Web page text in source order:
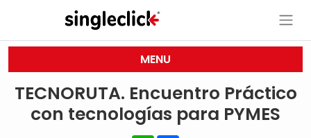
MENU
TECNORUTA. Encuentro Práctico
con tecnologías para PYMES